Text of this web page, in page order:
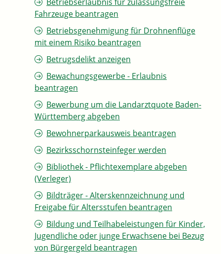
Fahrzeuge beantragen
Betriebsgenehmigung für Drohnenflüge
mit einem Risiko beantragen
Betrugsdelikt anzeigen
Bewachungsgewerbe - Erlaubnis
beantragen
Bewerbung um die Landarztquote Baden-
Württemberg abgeben
Bewohnerparkausweis beantragen
Bezirksschornsteinfeger werden
Bibliothek - Pflichtexemplare abgeben
(Verleger)
Bildträger - Alterskennzeichnung und
Freigabe für Altersstufen beantragen
Bildung und Teilhabeleistungen für Kinder,
Jugendliche oder junge Erwachsene bei Bezug
von Bürgergeld beantragen